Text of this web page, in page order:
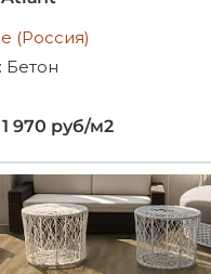
(Россия)
Бетон
970 руб/м2